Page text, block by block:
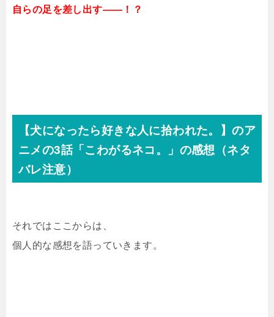
自らの足を差し出す――！？
【犬になったら好きな人に拾われた。】のア
ニメの3話「こわがるネコ。」の感想（ネタ
バレ注意）
それではここからは、
個人的な感想を語っていきます。